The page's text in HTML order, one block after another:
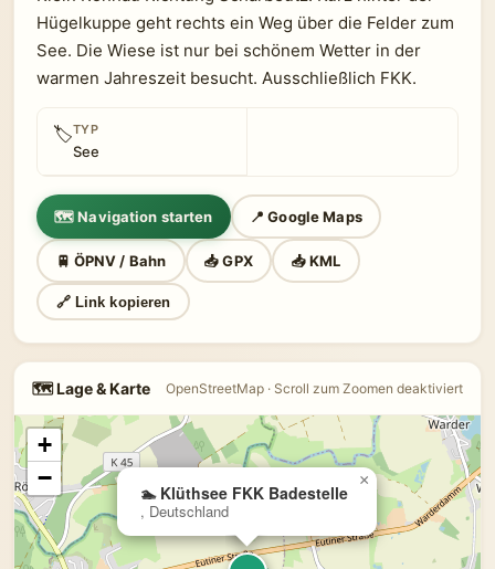
Hügelkuppe geht rechts ein Weg über die Felder zum
See. Die Wiese ist nur bei schönem Wetter in der
warmen Jahreszeit besucht. Ausschließlich FKK.
🏷TYP
See
🗺 Navigation starten 📍 Google Maps
🚆 ÖPNV / Bahn 📥 GPX 📥 KML
🔗 Link kopieren
🗺 Lage & Karte OpenStreetMap · Scroll zum Zoomen deaktiviert
🏊 Klüthsee FKK Badestelle
, Deutschland
×
+
−